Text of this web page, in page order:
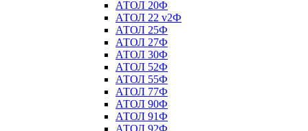
АТОЛ 20Ф
АТОЛ 22 v2Ф
АТОЛ 25Ф
АТОЛ 27Ф
АТОЛ 30Ф
АТОЛ 52Ф
АТОЛ 55Ф
АТОЛ 77Ф
АТОЛ 90Ф
АТОЛ 91Ф
АТОЛ 92Ф